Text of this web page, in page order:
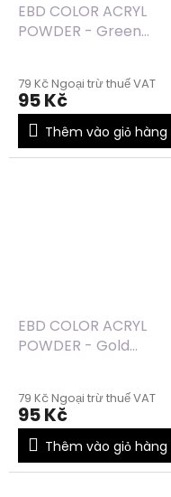
EBD COLOR ACRYL
POWDER - Green
79 Kč Ngoại trừ thuế VAT
95 Kč
Thêm vào giỏ hàng
EBD COLOR ACRYL
POWDER - Gold
79 Kč Ngoại trừ thuế VAT
95 Kč
Thêm vào giỏ hàng